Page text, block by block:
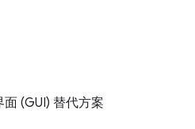
(GUI) 替代方案